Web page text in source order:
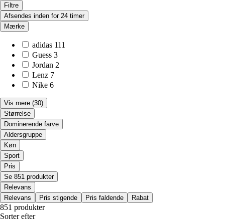
Filtre
Afsendes inden for 24 timer
Mærke
adidas 111
Guess 3
Jordan 2
Lenz 7
Nike 6
Vis mere (30)
Størrelse
Dominerende farve
Aldersgruppe
Køn
Sport
Pris
Se 851 produkter
Relevans
Relevans
Pris stigende Pris faldende Rabat
851 produkter
Sorter efter